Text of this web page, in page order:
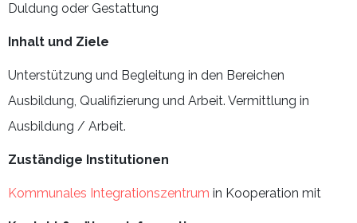
Duldung oder Gestattung
Inhalt und Ziele
Unterstützung und Begleitung in den Bereichen
Ausbildung, Qualifizierung und Arbeit. Vermittlung in
Ausbildung / Arbeit.
Zuständige Institutionen
Kommunales Integrationszentrum in Kooperation mit